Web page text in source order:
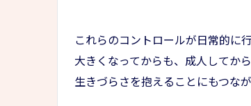
これらのコントロールが日常的に
大きくなってからも、成人してか
生きづらさを抱えることにもつなが